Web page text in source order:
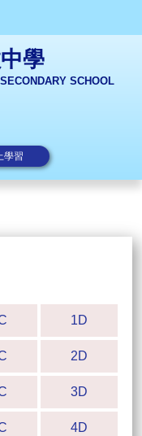
學
SCHOOL
學習
1D
2D
3D
4D